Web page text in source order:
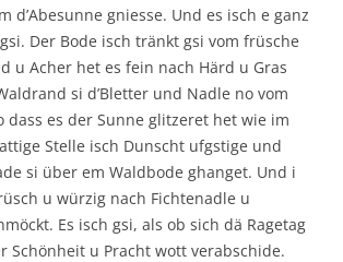
d’Abesunne gniesse. Und es isch e ganz
Der Bode isch tränkt gsi vom früsche
u Acher het es fein nach Härd u Gras
si d’Bletter und Nadle no vom
dass es der Sunne glitzeret het wie im
Stelle isch Dunscht ufgstige und
si über em Waldbode ghanget. Und i
u würzig nach Fichtenadle u
Es isch gsi, als ob sich dä Ragetag
Schönheit u Pracht wott verabschide.